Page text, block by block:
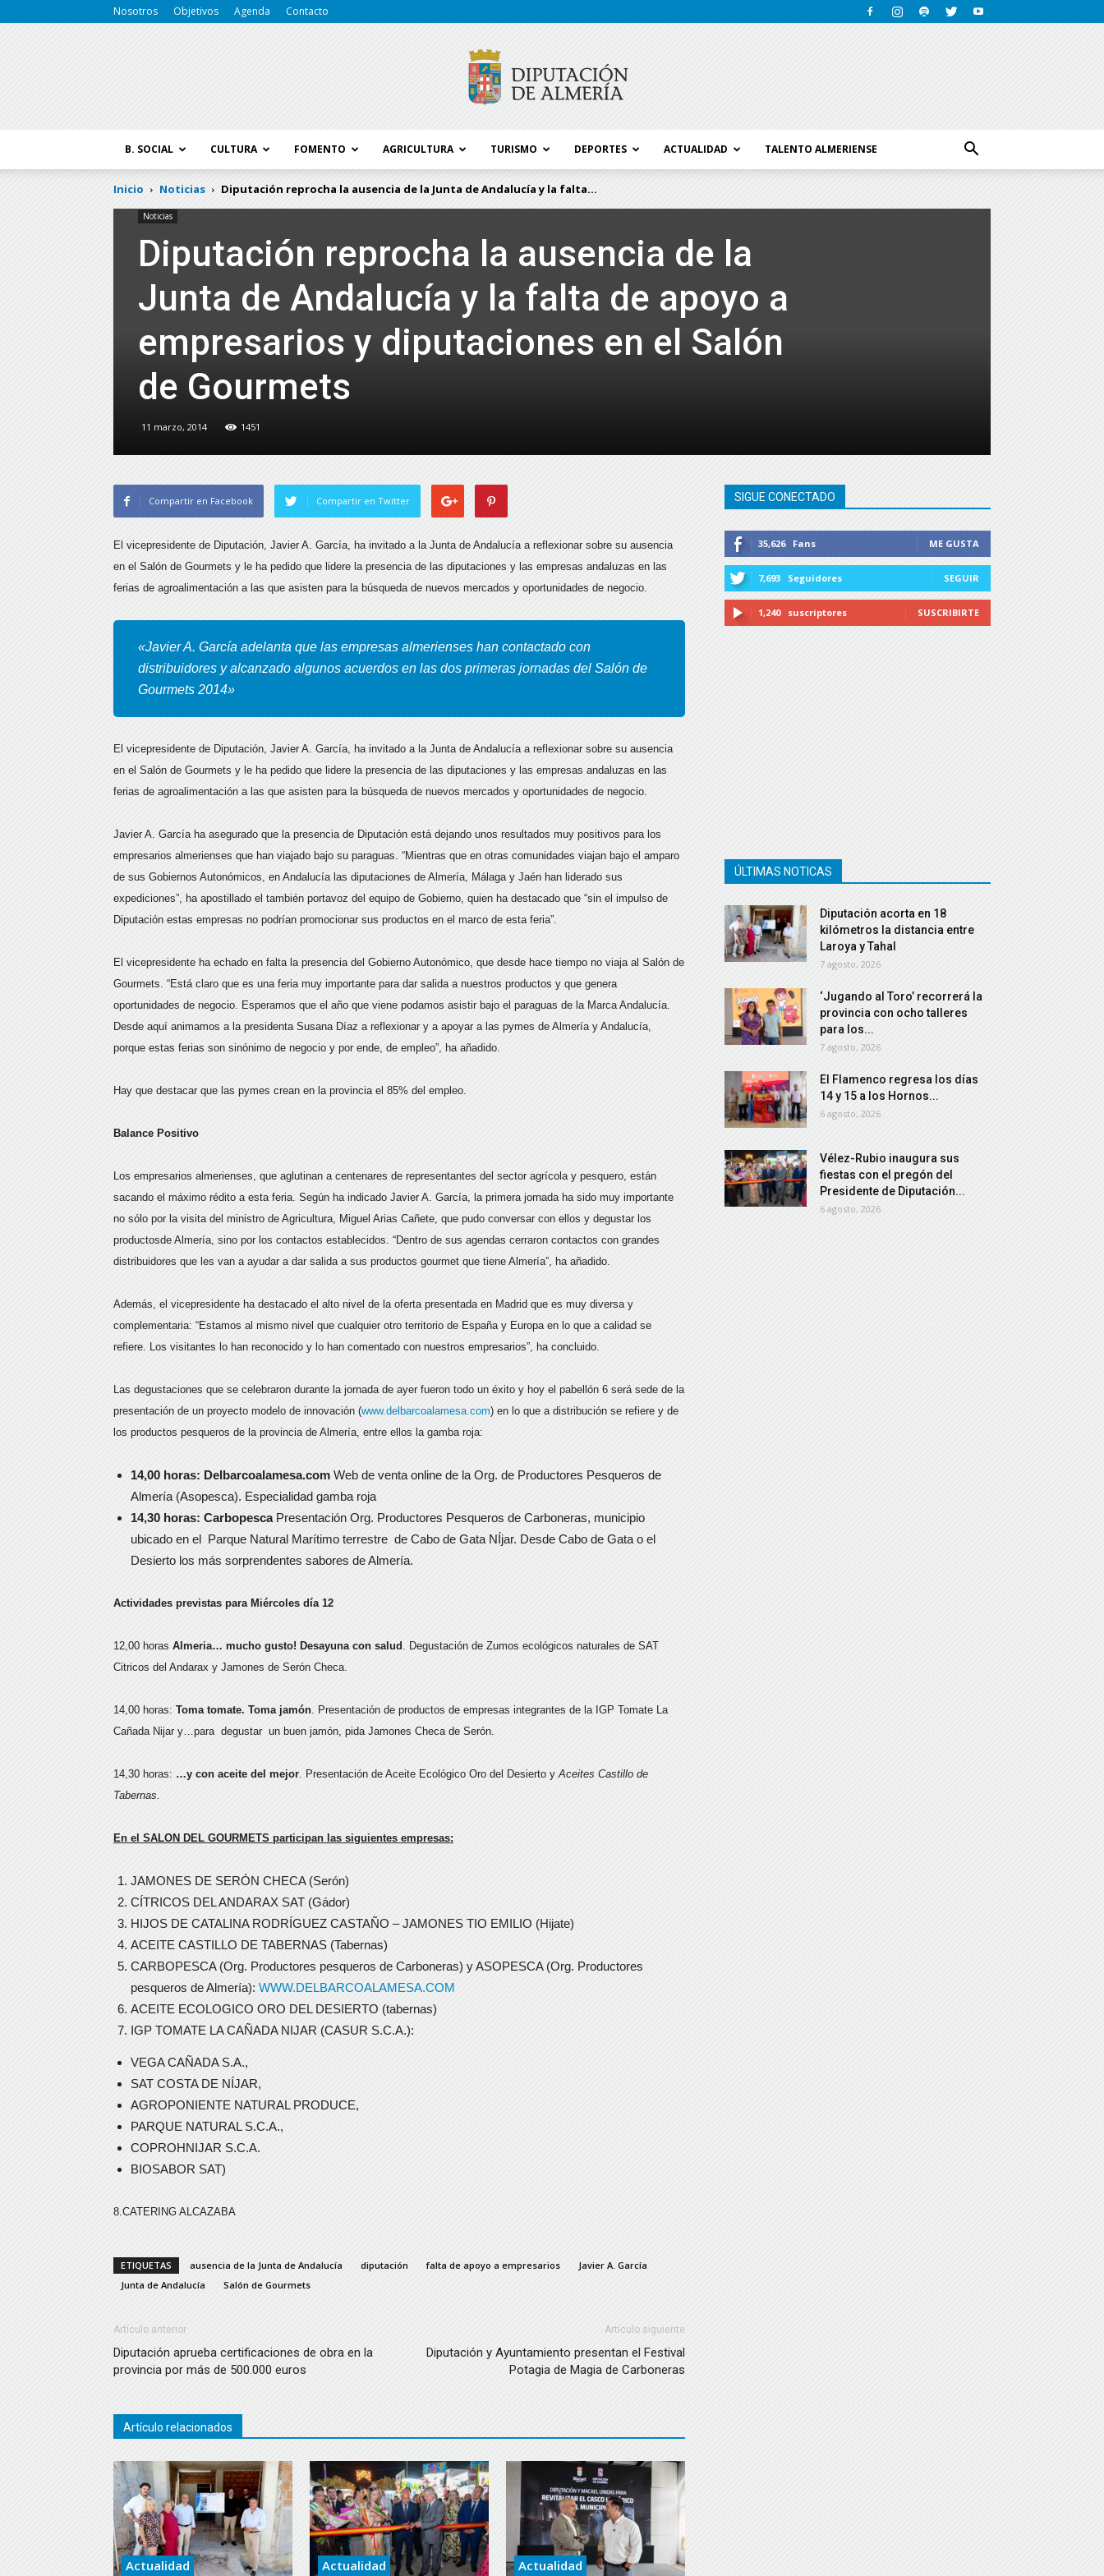
Nosotros Objetivos Agenda Contacto
Diputación
B. SOCIAL CULTURA FOMENTO AGRICULTURA TURISMO DEPORTES ACTUALIDAD TALENTO ALMERIENSE
Inicio Noticias Diputación reprocha la ausencia de la Junta de Andalucía y la falta...
Noticias
Diputación reprocha la ausencia de la
Junta de Andalucía y la falta de apoyo a
empresarios y diputaciones en el Salón
de Gourmets
11 marzo, 2014 1451
Compartir en Facebook Compartir en Twitter
El vicepresidente de Diputación, Javier A. García, ha invitado a la Junta de Andalucía a reflexionar sobre su ausencia
en el Salón de Gourmets y le ha pedido que lidere la presencia de las diputaciones y las empresas andaluzas en las
ferias de agroalimentación a las que asisten para la búsqueda de nuevos mercados y oportunidades de negocio.
«Javier A. García adelanta que las empresas almerienses han contactado con
distribuidores y alcanzado algunos acuerdos en las dos primeras jornadas del Salón de
Gourmets 2014»
El vicepresidente de Diputación, Javier A. García, ha invitado a la Junta de Andalucía a reflexionar sobre su ausencia
en el Salón de Gourmets y le ha pedido que lidere la presencia de las diputaciones y las empresas andaluzas en las
ferias de agroalimentación a las que asisten para la búsqueda de nuevos mercados y oportunidades de negocio.
Javier A. García ha asegurado que la presencia de Diputación está dejando unos resultados muy positivos para los
empresarios almerienses que han viajado bajo su paraguas. “Mientras que en otras comunidades viajan bajo el amparo
de sus Gobiernos Autonómicos, en Andalucía las diputaciones de Almería, Málaga y Jaén han liderado sus
expediciones”, ha apostillado el también portavoz del equipo de Gobierno, quien ha destacado que “sin el impulso de
Diputación estas empresas no podrían promocionar sus productos en el marco de esta feria”.
El vicepresidente ha echado en falta la presencia del Gobierno Autonómico, que desde hace tiempo no viaja al Salón de
Gourmets. “Está claro que es una feria muy importante para dar salida a nuestros productos y que genera
oportunidades de negocio. Esperamos que el año que viene podamos asistir bajo el paraguas de la Marca Andalucía.
Desde aquí animamos a la presidenta Susana Díaz a reflexionar y a apoyar a las pymes de Almería y Andalucía,
porque estas ferias son sinónimo de negocio y por ende, de empleo”, ha añadido.
Hay que destacar que las pymes crean en la provincia el 85% del empleo.
Balance Positivo
Los empresarios almerienses, que aglutinan a centenares de representantes del sector agrícola y pesquero, están
sacando el máximo rédito a esta feria. Según ha indicado Javier A. García, la primera jornada ha sido muy importante
no sólo por la visita del ministro de Agricultura, Miguel Arias Cañete, que pudo conversar con ellos y degustar los
productosde Almería, sino por los contactos establecidos. “Dentro de sus agendas cerraron contactos con grandes
distribuidores que les van a ayudar a dar salida a sus productos gourmet que tiene Almería”, ha añadido.
Además, el vicepresidente ha destacado el alto nivel de la oferta presentada en Madrid que es muy diversa y
complementaria: “Estamos al mismo nivel que cualquier otro territorio de España y Europa en lo que a calidad se
refiere. Los visitantes lo han reconocido y lo han comentado con nuestros empresarios”, ha concluido.
Las degustaciones que se celebraron durante la jornada de ayer fueron todo un éxito y hoy el pabellón 6 será sede de la
presentación de un proyecto modelo de innovación (www.delbarcoalamesa.com) en lo que a distribución se refiere y de
los productos pesqueros de la provincia de Almería, entre ellos la gamba roja:
14,00 horas: Delbarcoalamesa.com Web de venta online de la Org. de Productores Pesqueros de
Almería (Asopesca). Especialidad gamba roja
14,30 horas: CarbopescaPresentación Org. Productores Pesqueros de Carboneras, municipio
ubicado en el Parque Natural Marítimo terrestre de Cabo de Gata NÍjar. Desde Cabo de Gata o el
Desierto los más sorprendentes sabores de Almería.
Actividades previstas para Miércoles día 12
12,00 horas Almeria… mucho gusto! Desayuna con salud . Degustación de Zumos ecológicos naturales de SAT
Citricos del Andarax y Jamones de Serón Checa.
14,00 horas: Toma tomate. Toma jamón. Presentación de productos de empresas integrantes de la IGP Tomate La
Cañada Nijar y…para degustar un buen jamón, pida Jamones Checa de Serón.
14,30 horas: …y con aceite del mejor. Presentación de Aceite Ecológico Oro del Desierto y Aceites Castillo de
Tabernas.
En el SALON DEL GOURMETS participan las siguientes empresas:
JAMONES DE SERÓN CHECA (Serón)
CÍTRICOS DEL ANDARAX SAT (Gádor)
HIJOS DE CATALINA RODRÍGUEZ CASTAÑO – JAMONES TIO EMILIO (Hijate)
ACEITE CASTILLO DE TABERNAS (Tabernas)
CARBOPESCA (Org. Productores pesqueros de Carboneras) y ASOPESCA (Org. Productores
pesqueros de Almería): WWW.DELBARCOALAMESA.COM
ACEITE ECOLOGICO ORO DEL DESIERTO (tabernas)
IGP TOMATE LA CAÑADA NIJAR (CASUR S.C.A.):
VEGA CAÑADA S.A.,
SAT COSTA DE NÍJAR,
AGROPONIENTE NATURAL PRODUCE,
PARQUE NATURAL S.C.A.,
COPROHNIJAR S.C.A.
BIOSABOR SAT)
8.CATERING ALCAZABA
ETIQUETAS ausencia de la Junta de Andalucía diputación falta de apoyo a empresarios
Javier A. García
Junta de Andalucía
Salón de Gourmets
Artículo anterior
Diputación aprueba certificaciones de obra en la
provincia por más de 500.000 euros
Artículo siguiente
Diputación y Ayuntamiento presentan el Festival
Potagia de Magia de Carboneras
Artículo relacionados
Actualidad Actualidad Actualidad
SIGUE CONECTADO
35,626 Fans ME GUSTA
7,693 Seguidores SEGUIR
1,240 suscriptores SUSCRIBIRTE
ÚLTIMAS NOTICAS
Diputación acorta en 18
kilómetros la distancia entre
Laroya y Tahal
7 agosto, 2026
‘Jugando al Toro’ recorrerá la
provincia con ocho talleres
para los...
7 agosto, 2026
El Flamenco regresa los días
14 y 15 a los Hornos...
6 agosto, 2026
Vélez-Rubio inaugura sus
fiestas con el pregón del
Presidente de Diputación...
6 agosto, 2026